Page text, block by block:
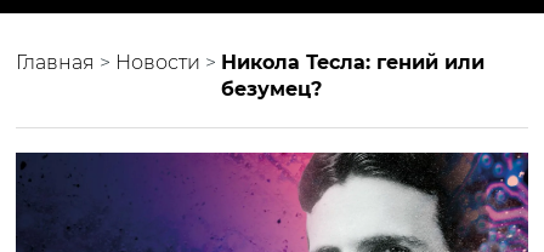
Главная > Новости > Никола Тесла: гений или
безумец?